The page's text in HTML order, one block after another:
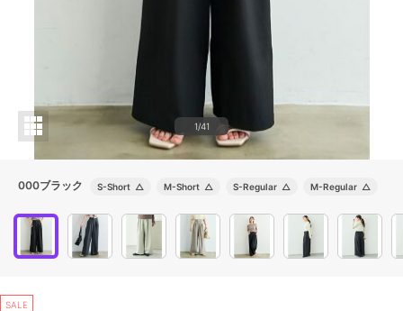
1/41
000ブラック S-Short △ M-Short △ S-Regular △ M-Regular △
SALE